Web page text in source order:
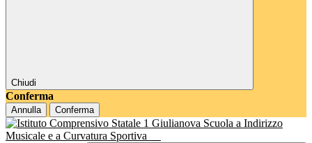
Chiudi
Conferma
Annulla Conferma
Scuola a Indirizzo
Musicale e a Curvatura Sportiva